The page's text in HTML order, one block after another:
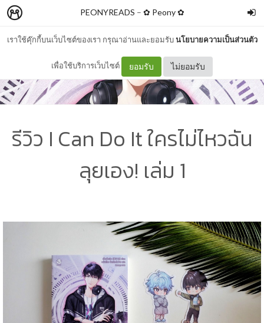
เราใช้คุ๊กกี้บนเว็บไซต์ของเรา กรุณาอ่านและยอมรับนโยบายความเป็นส่วนตัว
เพื่อใช้บริการเว็บไซต์ ยอมรับ ไม่ยอมรับ
PEONYREADS – ✿ Peony ✿
รีวิว I Can Do It ใครไม่ไหวฉัน
ลุยเอง! เล่ม 1